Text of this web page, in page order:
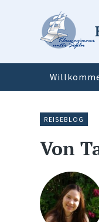
REISEBLOG
Von